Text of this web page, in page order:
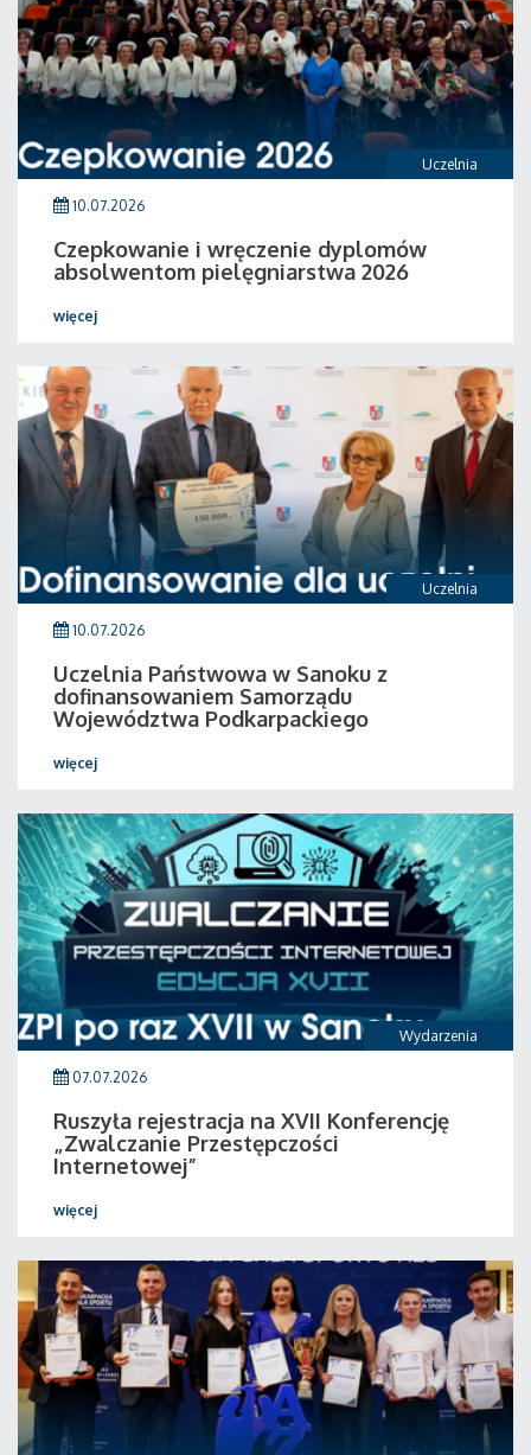
Uczelnia
10.07.2026
Czepkowanie i wręczenie dyplomów
absolwentom pielęgniarstwa 2026
więcej
Uczelnia
10.07.2026
Uczelnia Państwowa w Sanoku z
dofinansowaniem Samorządu
Województwa Podkarpackiego
więcej
Wydarzenia
07.07.2026
Ruszyła rejestracja na XVII Konferencję
„Zwalczanie Przestępczości
Internetowej”
więcej